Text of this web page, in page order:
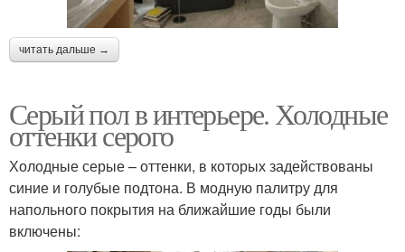
читать дальше →
Серый пол в интерьере. Холодные
оттенки серого
Холодные серые – оттенки, в которых задействованы
синие и голубые подтона. В модную палитру для
напольного покрытия на ближайшие годы были
включены: